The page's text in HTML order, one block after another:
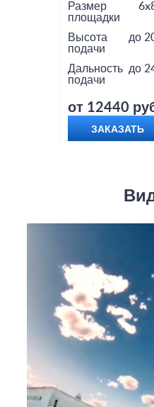
Размер
площадки
Высота
подачи
до
Дальность
подачи
до
от 12440
ЗАКАЗАТЬ